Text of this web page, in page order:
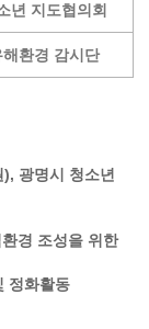
년 지도협의회
환경 감시단
광명시 청소년
경 조성을 위한
정화활동